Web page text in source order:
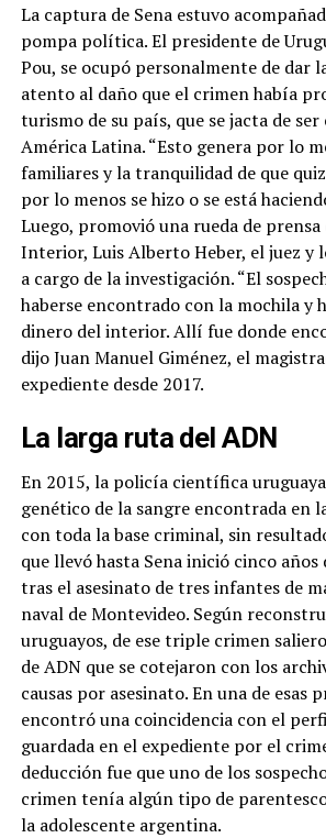
La captura de Sena estuvo
pompa política. El presidente de
Pou, se ocupó personalmente de dar
atento al daño que el crimen había
turismo de su país, que se jacta de ser
América Latina. “Esto genera por lo
familiares y la tranquilidad de que
por lo menos se hizo o se está
Luego, promovió una rueda de
Interior, Luis Alberto Heber, el juez y
a cargo de la investigación. “El
haberse encontrado con la mochila y
dinero del interior. Allí fue donde
dijo Juan Manuel Giménez, el
expediente desde 2017.
La larga ruta del ADN
En 2015, la policía científica
genético de la sangre encontrada en
con toda la base criminal, sin
que llevó hasta Sena inició cinco años
tras el asesinato de tres infantes de
naval de Montevideo. Según
uruguayos, de ese triple crimen
de ADN que se cotejaron con los
causas por asesinato. En una de esas
encontró una coincidencia con el
guardada en el expediente por el
deducción fue que uno de los
crimen tenía algún tipo de
la adolescente argentina.